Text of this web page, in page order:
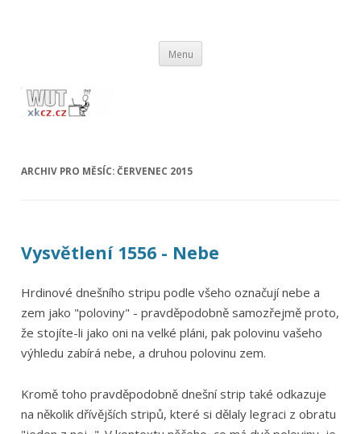
Menu
ARCHIV PRO MĚSÍC:ČERVENEC 2015
Vysvětlení 1556 - Nebe
Hrdinové dnešního stripu podle všeho označují nebe a
zem jako "poloviny" - pravděpodobně samozřejmě proto,
že stojíte-li jako oni na velké pláni, pak polovinu vašeho
výhledu zabírá nebe, a druhou polovinu zem.
Kromě toho pravděpodobně dnešní strip také odkazuje
na několik dřívějších stripů, které si dělaly legraci z obratu